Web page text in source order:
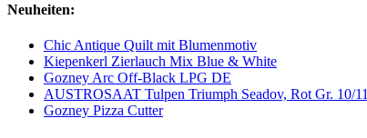
Neuheiten:
Chic Antique Quilt mit Blumenmotiv
Kiepenkerl Zierlauch Mix Blue & White
Gozney Arc Off-Black LPG DE
AUSTROSAAT Tulpen Triumph Seadov, Rot Gr. 10/11
Gozney Pizza Cutter